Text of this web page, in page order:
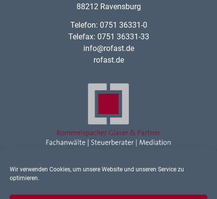
Wir verwenden Cookies, um unsere Website und unseren Service zu
optimieren.
88212 Ravensburg
Telefon: 0751 36331-0
Telefax: 0751 36331-33
info@rofast.de
rofast.de
Rechtsanwalt Ravensburg